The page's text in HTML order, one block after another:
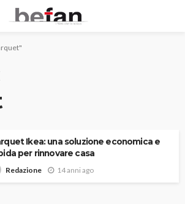
Ikea: una soluzione economica e
per rinnovare casa
Redazione 14 anni ago